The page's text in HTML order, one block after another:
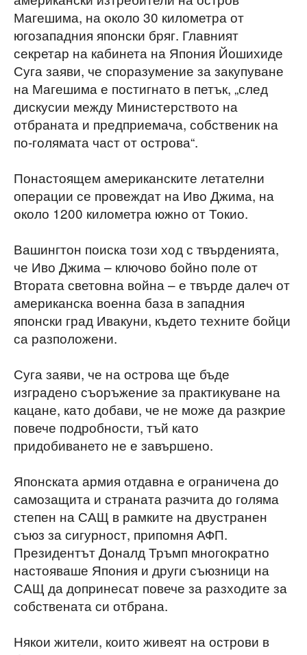
Магешима, на около 30 километра от
югозападния японски бряг. Главният
секретар на кабинета на Япония Йошихиде
Суга заяви, че споразумение за закупуване
на Магешима е постигнато в петък, „след
дискусии между Министерството на
отбраната и предприемача, собственик на
по-голямата част от острова“.
Понастоящем американските летателни
операции се провеждат на Иво Джима, на
около 1200 километра южно от Токио.
Вашингтон поиска този ход с твърденията,
че Иво Джима – ключово бойно поле от
Втората световна война – е твърде далеч от
американска военна база в западния
японски град Ивакуни, където техните бойци
са разположени.
Суга заяви, че на острова ще бъде
изградено съоръжение за практикуване на
кацане, като добави, че не може да разкрие
повече подробности, тъй като
придобиването не е завършено.
Японската армия отдавна е ограничена до
самозащита и страната разчита до голяма
степен на САЩ в рамките на двустранен
съюз за сигурност, припомня АФП.
Президентът Доналд Тръмп многократно
настояваше Япония и други съюзници на
САЩ да допринесат повече за разходите за
собствената си отбрана.
Някои жители, които живеят на острови в